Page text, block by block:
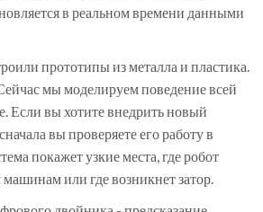
в реальном времени данными
прототипы из металла и пластика.
мы моделируем поведение всей
Если вы хотите внедрить новый
вы проверяете его работу в
покажет узкие места, где робот
или где возникнет затор.